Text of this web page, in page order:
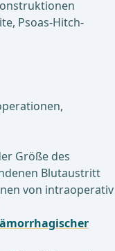
Psoas-Hitch-
Größe des
Blutaustritt
von intraoperativ